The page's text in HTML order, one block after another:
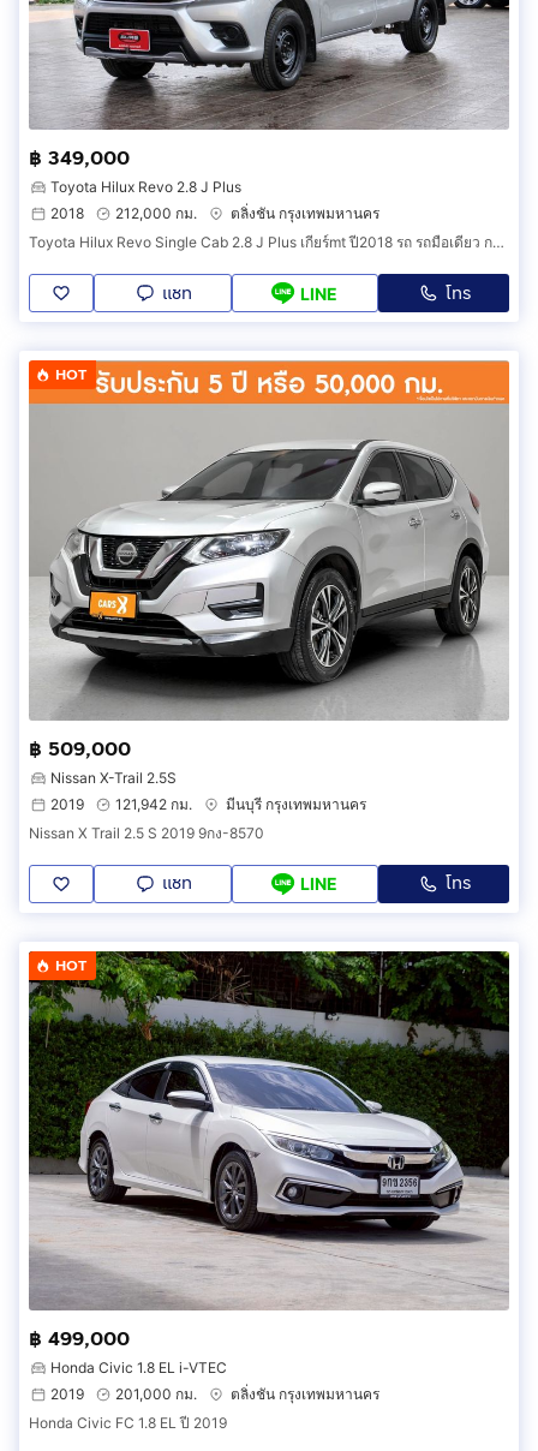
฿ 349,000
Toyota Hilux Revo 2.8 J Plus
2018
212,000 กม.
ตลิ่งชัน กรุงเทพมหานคร
Toyota Hilux Revo Single Cab 2.8 J Plus เกียร์mt ปี2018 รถ รถมือเดียว กระบะตอนเดียวสวยๆ
แชท LINE โทร
HOT
฿ 509,000
Nissan X-Trail 2.5S
2019
121,942 กม.
มีนบุรี กรุงเทพมหานคร
Nissan X Trail 2.5 S 2019 9กง-8570
แชท LINE โทร
HOT
฿ 499,000
Honda Civic 1.8 EL i-VTEC
2019
201,000 กม.
ตลิ่งชัน กรุงเทพมหานคร
Honda Civic FC 1.8 EL ปี 2019